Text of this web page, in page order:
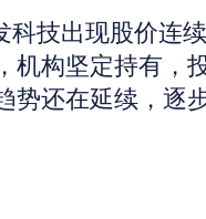
技出现股价连
机构坚定持有，
势还在延续，逐